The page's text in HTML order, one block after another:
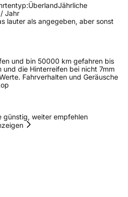
ÜberlandJährliche
Jahr
lauter als angegeben, aber sonst
und bin 50000 km gefahren bis
die Hinterreifen bei nicht 7mm
Fahrverhalten und Geräusche
günstig, weiter empfehlen